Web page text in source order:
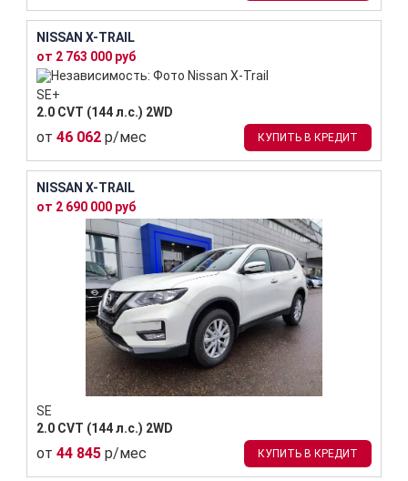
NISSAN X-TRAIL
от 2 763 000 руб
SE+
2.0 CVT (144 л.с.) 2WD
от 46 062 р/мес КУПИТЬ В КРЕДИТ
NISSAN X-TRAIL
от 2 690 000 руб
SE
2.0 CVT (144 л.с.) 2WD
от 44 845 р/мес КУПИТЬ В КРЕДИТ